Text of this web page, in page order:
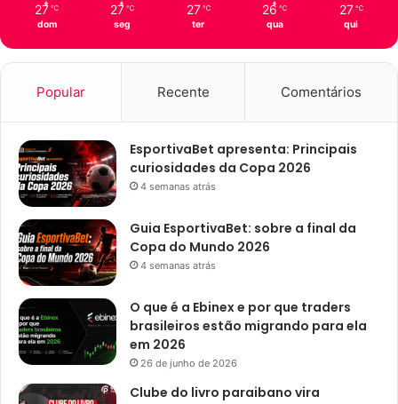
27 ℃
dom
27 ℃
seg
27 ℃
ter
26 ℃
qua
27 ℃
qui
Popular Recente Comentários
EsportivaBet apresenta: Principais
curiosidades da Copa 2026
4 semanas atrás
Guia EsportivaBet: sobre a final da
Copa do Mundo 2026
4 semanas atrás
O que é a Ebinex e por que traders
brasileiros estão migrando para ela
em 2026
26 de junho de 2026
Clube do livro paraibano vira